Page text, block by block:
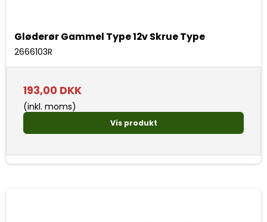
Gløderør Gammel Type 12v Skrue Type
2666103R
193,00 DKK
(inkl. moms)
Vis produkt